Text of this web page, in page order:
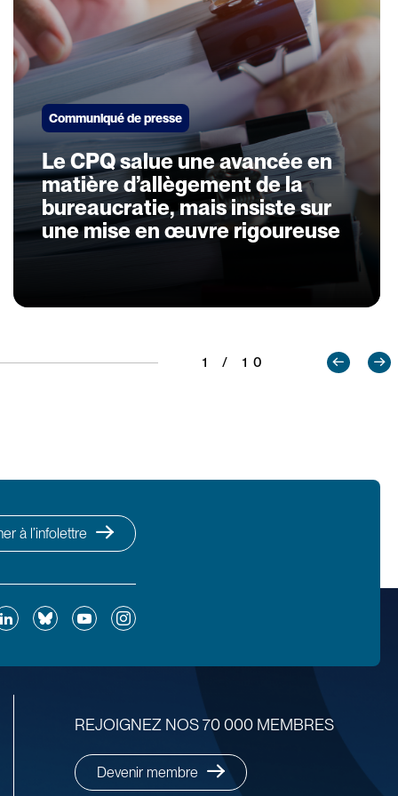
Communiqué de presse
Le CPQ salue une avancée en
matière d’allègement de la
bureaucratie, mais insiste sur
une mise en œuvre rigoureuse
1 / 10
à l’infolettre
BlueskyYouTubeInstagram
REJOIGNEZ NOS 70 000 MEMBRES
Devenir membre